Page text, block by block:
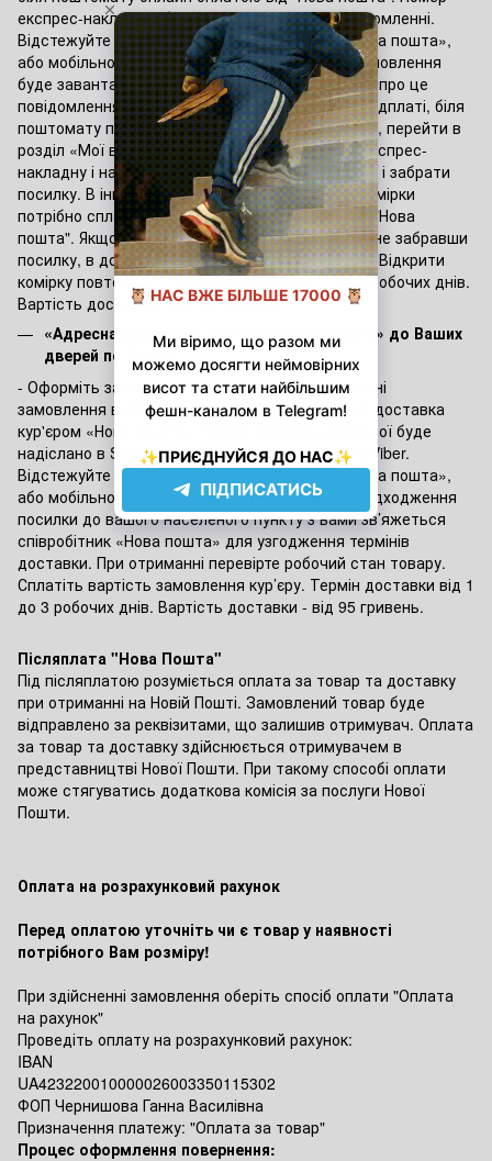
експрес-накладної буде надіслано в SMS-повідомленні.
Відстежуйте статус відправлення на сайті «Нова пошта»,
або мобільному додатку "Нова пошта". Коли замовлення
буде завантажено в поштомат — ви отримаєте про це
повідомлення. Якщо товар сплачувався по передплаті, біля
поштомату потрібно зайти в мобільний додаток, перейти в
розділ «Мої відправлення», вибрати потрібну експрес-
накладну і натиснути кнопку «Відкрити комірку» і забрати
посилку. В іншому випадку перед відкриттям комірки
потрібно сплатити суму замовлення в додатку "Нова
пошта". Якщо клієнт випадково закрив комірку, не забравши
посилку, в додатку потрібно натиснути кнопку «Відкрити
комірку повторно». Термін доставки від 1 до 3 робочих днів.
Вартість доставки - від 60 гривень.
«Адресна доставка» кур'єром Нова пошта» до Ваших
дверей по Україні
- Оформіть замовлення на сайті. При оформленні
замовлення виберіть спосіб доставки Адресна доставка
кур'єром «Нова пошта». Номер експрес-накладної буде
надіслано в SMS-повідомленні чи сповіщенні у Viber.
Відстежуйте статус відправлення на сайті «Нова пошта»,
або мобільному додатку "Нова пошта". Після надходження
посилки до вашого населеного пункту з вами зв’яжеться
співробітник «Нова пошта» для узгодження термінів
доставки. При отриманні перевірте робочий стан товару.
Сплатіть вартість замовлення кур’єру. Термін доставки від 1
до 3 робочих днів. Вартість доставки - від 95 гривень.
Післяплата "Нова Пошта"
Під післяплатою розуміється оплата за товар та доставку
при отриманні на Новій Пошті. Замовлений товар буде
відправлено за реквізитами, що залишив отримувач. Оплата
за товар та доставку здійснюється отримувачем в
представництві Нової Пошти. При такому способі оплати
може стягуватись додаткова комісія за послуги Нової
Пошти.
Оплата на розрахунковий рахунок
Перед оплатою уточніть чи є товар у наявності
потрібного Вам розміру!
При здійсненні замовлення оберіть спосіб оплати "Оплата
на рахунок"
Проведіть оплату на розрахунковий рахунок:
IBAN
UA423220010000026003350115302
ФОП Чернишова Ганна Василівна
Призначення платежу: "Оплата за товар"
Процес оформлення повернення: